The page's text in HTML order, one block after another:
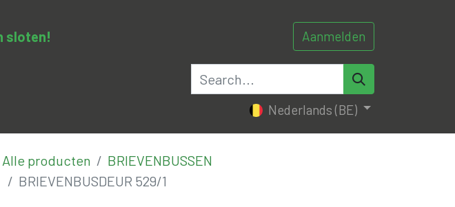
sloten​! Aanmelden
0
Nederlands (BE)
Alle producten
BRIEVENBUSSEN
BRIEVENBUSDEUR 529/1